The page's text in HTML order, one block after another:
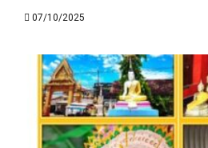
07/10/2025